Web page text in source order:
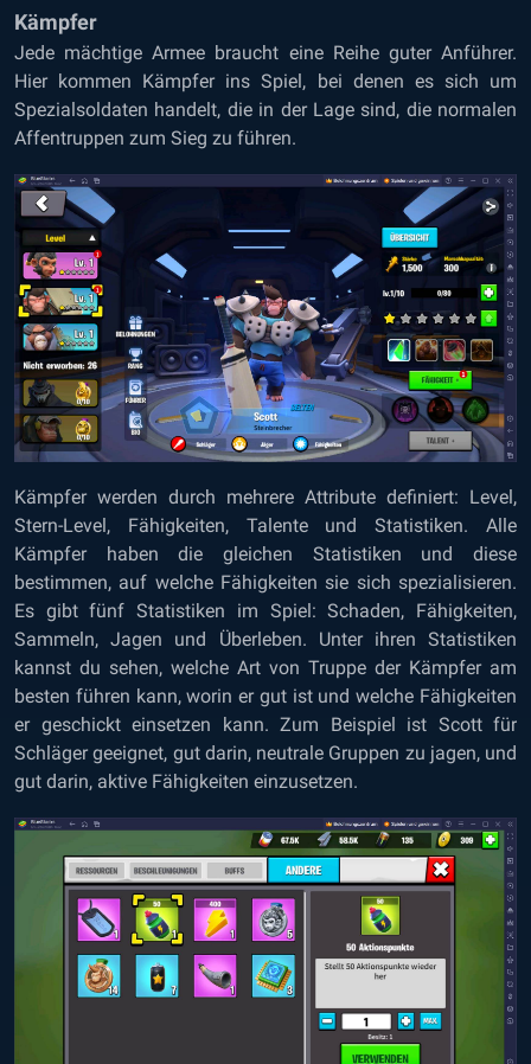
Kämpfer
Jede mächtige Armee braucht eine Reihe guter Anführer.
Hier kommen Kämpfer ins Spiel, bei denen es sich um
Spezialsoldaten handelt, die in der Lage sind, die normalen
Affentruppen zum Sieg zu führen.
Kämpfer werden durch mehrere Attribute definiert: Level,
Stern-Level, Fähigkeiten, Talente und Statistiken. Alle
Kämpfer haben die gleichen Statistiken und diese
bestimmen, auf welche Fähigkeiten sie sich spezialisieren.
Es gibt fünf Statistiken im Spiel: Schaden, Fähigkeiten,
Sammeln, Jagen und Überleben. Unter ihren Statistiken
kannst du sehen, welche Art von Truppe der Kämpfer am
besten führen kann, worin er gut ist und welche Fähigkeiten
er geschickt einsetzen kann. Zum Beispiel ist Scott für
Schläger geeignet, gut darin, neutrale Gruppen zu jagen, und
gut darin, aktive Fähigkeiten einzusetzen.